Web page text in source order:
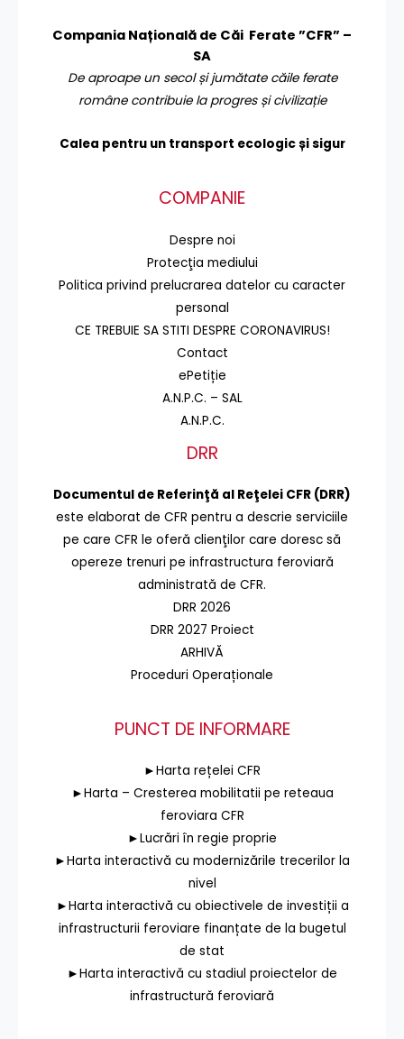
Compania Națională de Căi Ferate ”CFR” –
SA
De aproape un secol și jumătate căile ferate
române contribuie la progres și civilizație
Calea pentru un transport ecologic și sigur
COMPANIE
Despre noi
Protecţia mediului
Politica privind prelucrarea datelor cu caracter
personal
CE TREBUIE SA STITI DESPRE CORONAVIRUS!
Contact
ePetiție
A.N.P.C. – SAL
A.N.P.C.
DRR
Documentul de Referinţă al Reţelei CFR (DRR)
este elaborat de CFR pentru a descrie serviciile
pe care CFR le oferă clienţilor care doresc să
opereze trenuri pe infrastructura feroviară
administrată de CFR.
DRR 2026
DRR 2027 Proiect
ARHIVĂ
Proceduri Operaționale
PUNCT DE INFORMARE
►Harta rețelei CFR
►Harta – Cresterea mobilitatii pe reteaua
feroviara CFR
►Lucrări în regie proprie
►Harta interactivă cu modernizările trecerilor la
nivel
►Harta interactivă cu obiectivele de investiții a
infrastructurii feroviare finanțate de la bugetul
de stat
►Harta interactivă cu stadiul proiectelor de
infrastructură feroviară